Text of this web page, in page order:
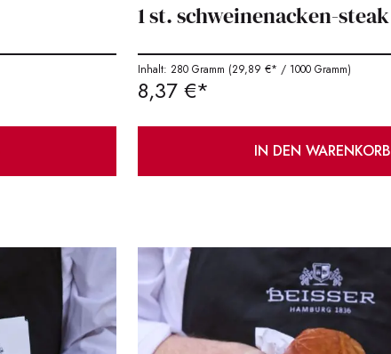
1 st. schweinenacken-steak
Inhalt: 280 Gramm (29,89 €* / 1000 Gramm)
8,37 €*
IN DEN WARENKORB